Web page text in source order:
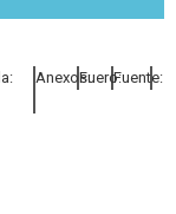
Anexos:Fuero:Fuente: